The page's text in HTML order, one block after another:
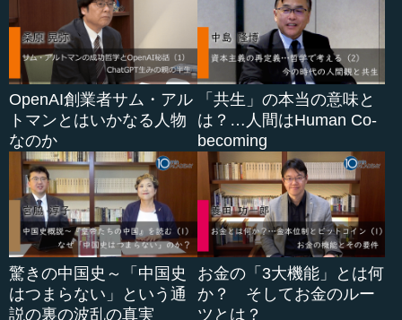
OpenAI創業者サム・アル
トマンとはいかなる人物
なのか
「共生」の本当の意味と
は？…人間はHuman Co-
becoming
驚きの中国史～「中国史
はつまらない」という通
説の裏の波乱の真実
お金の「3大機能」とは何
か？ そしてお金のルー
ツとは？